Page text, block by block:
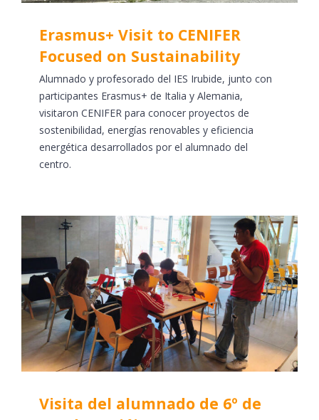
Erasmus+ Visit to CENIFER
Focused on Sustainability
Alumnado y profesorado del IES Irubide, junto con
participantes Erasmus+ de Italia y Alemania,
visitaron CENIFER para conocer proyectos de
sostenibilidad, energías renovables y eficiencia
energética desarrollados por el alumnado del
centro.
Visita del alumnado de 6º de